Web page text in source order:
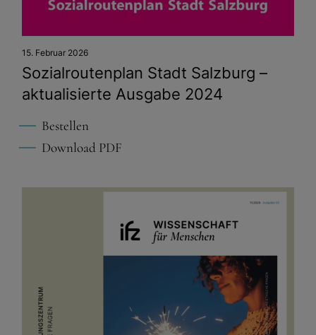
Sozialroutenplan Stadt Salzburg –
aktualisierte Ausgabe 2024
15. Februar 2026
Bestellen
Download PDF